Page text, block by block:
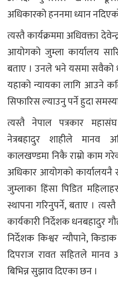
अधिकारको हननमा ध्यान
त्यस्तै कार्यक्रममा अधिवक्ता
आयोगको जुम्ला कार्यालय
बताए । उनले भने यसमा सवैको
यहाको न्यायका लागि आउने
सिफारिस ल्याउनु पर्ने हुदा
त्यस्तै नेपाल पत्रकार
नेत्रबहादुर शाहीले मानव
कालखण्डमा निकै राम्रो काम
अधिकार आयोगको कार्यालयनै
जुम्लाका हिंसा पिडित
स्थापना गरिनुपर्ने, बताए ।
कार्यकारी निर्देशक धनबहादुर
निर्देशक किश्वर न्यौपाने,
दिपराज रावत सहितले मानव
बिभिन्न सुझाव दिएका छन ।